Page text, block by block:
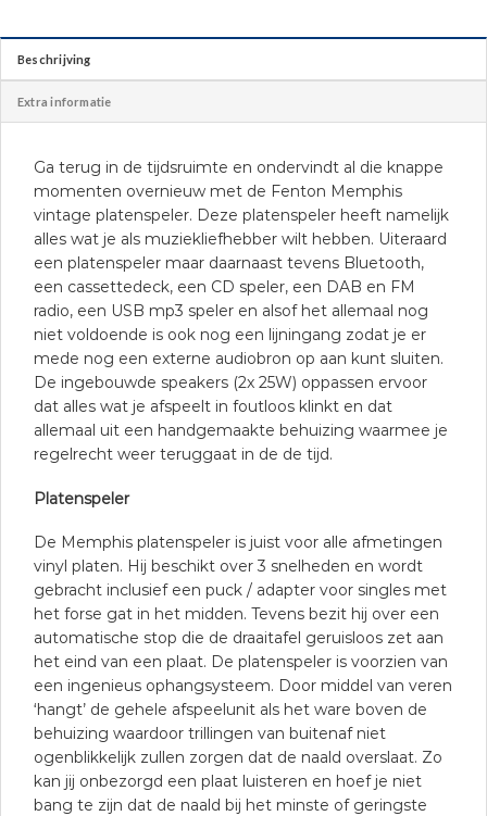
Beschrijving
Extra informatie
Ga terug in de tijdsruimte en ondervindt al die knappe
momenten overnieuw met de Fenton Memphis
vintage platenspeler. Deze platenspeler heeft namelijk
alles wat je als muziekliefhebber wilt hebben. Uiteraard
een platenspeler maar daarnaast tevens Bluetooth,
een cassettedeck, een CD speler, een DAB en FM
radio, een USB mp3 speler en alsof het allemaal nog
niet voldoende is ook nog een lijningang zodat je er
mede nog een externe audiobron op aan kunt sluiten.
De ingebouwde speakers (2x 25W) oppassen ervoor
dat alles wat je afspeelt in foutloos klinkt en dat
allemaal uit een handgemaakte behuizing waarmee je
regelrecht weer teruggaat in de de tijd.
Platenspeler
De Memphis platenspeler is juist voor alle afmetingen
vinyl platen. Hij beschikt over 3 snelheden en wordt
gebracht inclusief een puck / adapter voor singles met
het forse gat in het midden. Tevens bezit hij over een
automatische stop die de draaitafel geruisloos zet aan
het eind van een plaat. De platenspeler is voorzien van
een ingenieus ophangsysteem. Door middel van veren
‘hangt’ de gehele afspeelunit als het ware boven de
behuizing waardoor trillingen van buitenaf niet
ogenblikkelijk zullen zorgen dat de naald overslaat. Zo
kan jij onbezorgd een plaat luisteren en hoef je niet
bang te zijn dat de naald bij het minste of geringste